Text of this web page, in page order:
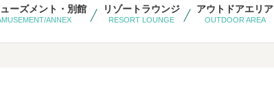
ーズメント・別館
ANNEX
リゾートラウンジ
RESORT LOUNGE
アウトドアエリア
OUTDOOR AREA